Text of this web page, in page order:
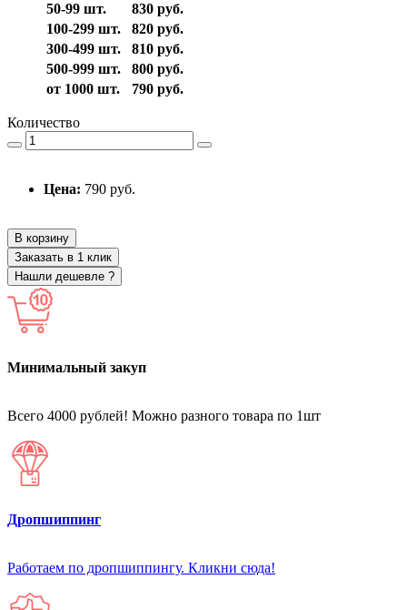
50-99 шт.
830 руб.
100-299 шт.
820 руб.
300-499 шт.
810 руб.
500-999 шт.
800 руб.
от 1000 шт.
790 руб.
Количество
Цена: 790 руб.
В корзину
Заказать в 1 клик
Нашли дешевле ?
Минимальный закуп
Всего 4000 рублей! Можно разного товара по 1шт
Дропшиппинг
Работаем по дропшиппингу. Кликни сюда!